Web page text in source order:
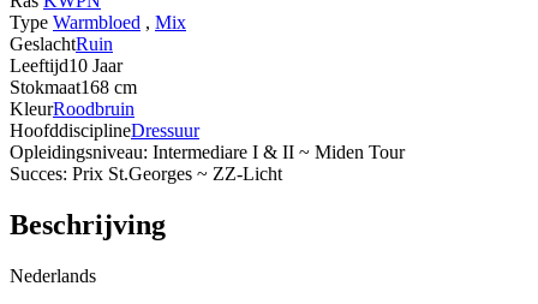
Type Warmbloed , Mix
GeslachtRuin
Leeftijd10 Jaar
Stokmaat168 cm
KleurRoodbruin
HoofddisciplineDressuur
Opleidingsniveau: Intermediare I & II ~ Miden Tour
Succes: Prix St.Georges ~ ZZ-Licht
Beschrijving
Nederlands